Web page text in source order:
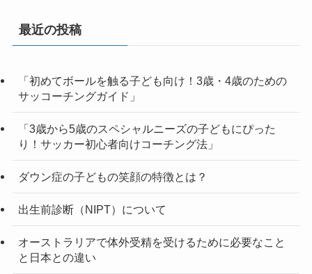
最近の投稿
「初めてボールを触る子ども向け！3歳・4歳のための
サッコーチングガイド」
「3歳から5歳のスペシャルニーズの子どもにぴった
り！サッカー初心者向けコーチング法」
ダウン症の子どもの笑顔の特徴とは？
出生前診断（NIPT）について
オーストラリアで体外受精を受けるために必要なこと
と日本との違い